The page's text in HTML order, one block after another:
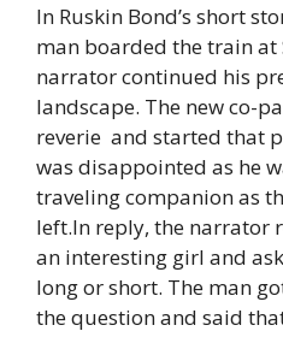
In Ruskin Bond’s short
man boarded the train at
narrator continued his
landscape. The new co-
reverie and started that
was disappointed as he
traveling companion as
left.In reply, the narrator
an interesting girl and
long or short. The man
the question and said